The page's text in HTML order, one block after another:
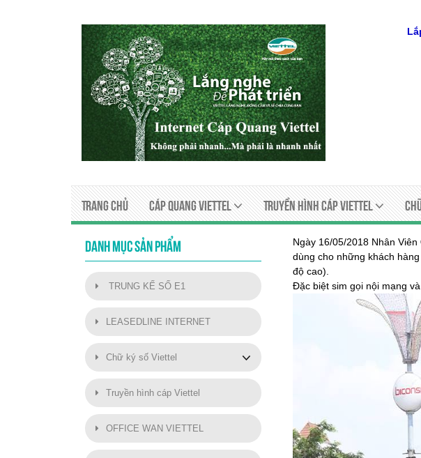
Trang chủ Cáp quang viettel Truyền Hình Cáp Viettel
DANH MỤC SẢN PHẨM
TRUNG KẾ SỐ E1
LEASEDLINE INTERNET
Chữ ký số Viettel
Truyền hình cáp Viettel
OFFICE WAN VIETTEL
Ngày 16/05/2018 Nhân Viên
dùng cho những khách
độ cao).
Đặc biệt sim gọi nội mạng